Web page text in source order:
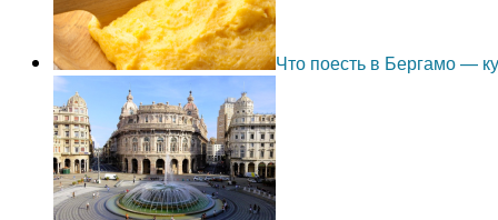
Что поесть в Бергамо —